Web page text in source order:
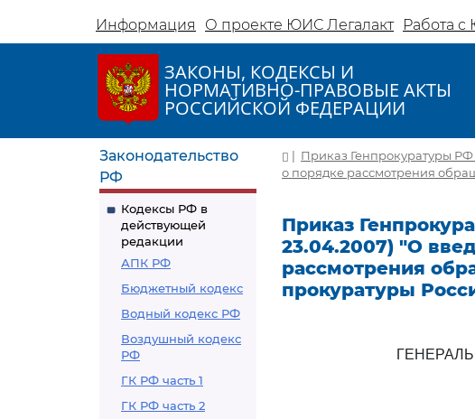
Информация О проекте ЮИС Легалакт Работа
ЗАКОНЫ, КОДЕКСЫ И
НОРМАТИВНО-ПРАВОВЫЕ АКТЫ
РОССИЙСКОЙ ФЕДЕРАЦИИ
Законодательство
РФ
Кодексы РФ в
действующей
редакции
АПК РФ
Бюджетный кодекс
Водный кодекс РФ
Воздушный кодекс
РФ
ГК РФ часть 1
ГК РФ часть 2
| Приказ Генпрокуратуры РФ
о порядке рассмотрения
Приказ
23.04.2007) "О
рассмотрения
прокуратуры